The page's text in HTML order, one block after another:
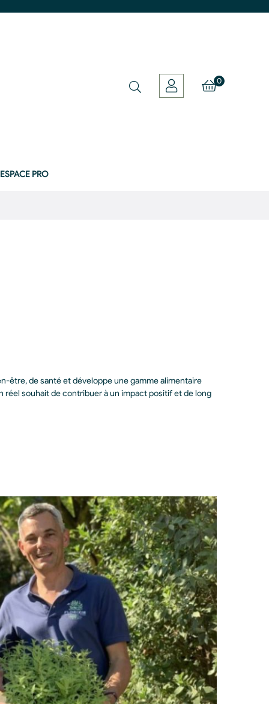
0
ESPACE PRO
être, de santé et développe une gamme alimentaire
réel souhait de contribuer à un impact positif et de long